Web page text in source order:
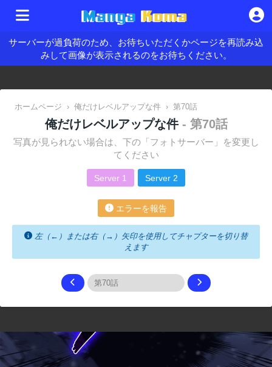
サーバーが過負荷のため、お待ちいただくかページを再読み込
みして画像が表示されるのをお待ちください。
ホームページ › 俺だけレベルアップな件 › 第70話
俺だけレベルアップな件 - 第70話
写真が見られない場合は、下の「フォトサーバー」を変更し
てください
Server 1 Server 2
エラーを報告
左（←）または右（→）矢印を使用してチャプターを切り替
えます